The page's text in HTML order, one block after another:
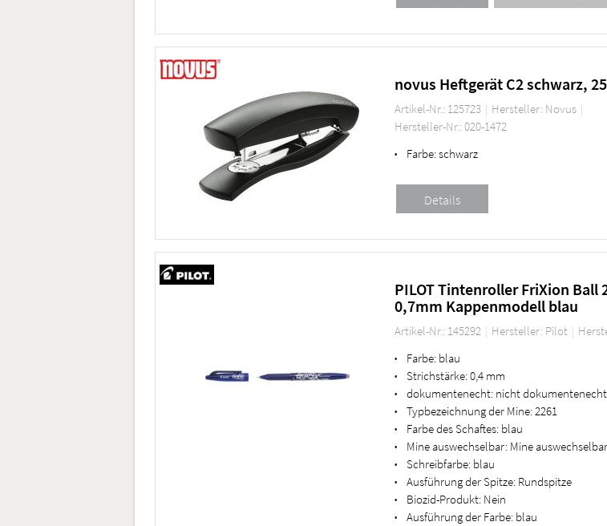
novus Heftgerät C2 schwarz,
Artikel-Nr.: 125723
Hersteller: Novus
Hersteller-Nr.: 020-1472
• Farbe:schwarz
PILOT Tintenroller FriXion Ball
0,7mm Kappenmodell blau
Artikel-Nr.: 145292 Hersteller: Pilot
• Farbe: blau
• Strichstärke:0,4 mm
• dokumentenecht: nicht dokumentenecht
• Typbezeichnung der Mine:2261
• Farbe des Schaftes: blau
• Mine auswechselbar: Mine auswechselbar
• Schreibfarbe: blau
• Ausführung der Spitze: Rundspitze
• Biozid-Produkt: Nein
• Ausführung der Farbe: blau